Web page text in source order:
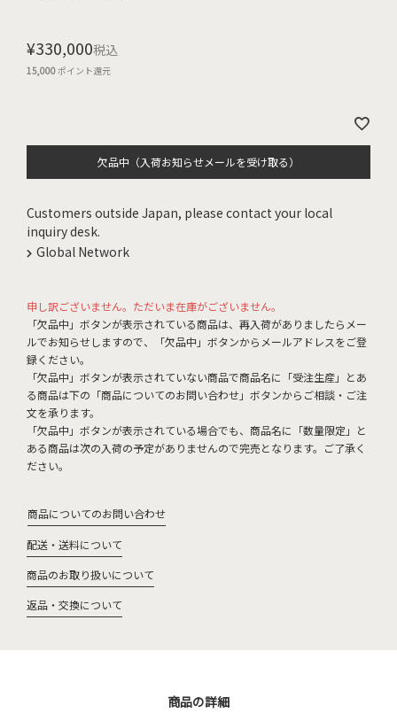
¥330,000税込
15,000ポイント還元
欠品中（入荷お知らせメールを受け取る）
Customers outside Japan, please contact your local
inquiry desk.
Global Network
申し訳ございません。ただいま在庫がございません。
「欠品中」ボタンが表示されている商品は、再入荷がありましたらメー
ルでお知らせしますので、「欠品中」ボタンからメールアドレスをご登
録ください。
「欠品中」ボタンが表示されていない商品で商品名に「受注生産」とあ
る商品は下の「商品についてのお問い合わせ」ボタンからご相談・ご注
文を承ります。
「欠品中」ボタンが表示されている場合でも、商品名に「数量限定」と
ある商品は次の入荷の予定がありませんので完売となります。ご了承く
ださい。
商品についてのお問い合わせ
配送・送料について
商品のお取り扱いについて
返品・交換について
商品の詳細